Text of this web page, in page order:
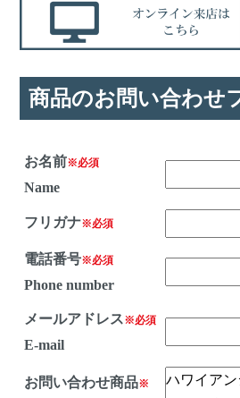
商品のお問い合わせ
お名前※必須
Name
フリガナ※必須
電話番号※必須
Phone number
メールアドレス※必須
E-mail
お問い合わせ商品※